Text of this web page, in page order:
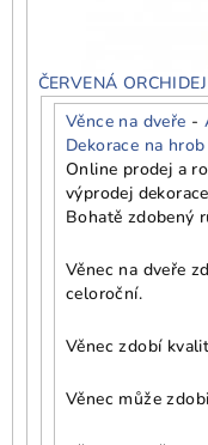
ČERVENÁ
Věnce na dveře -
Dekorace na hrob
Online prodej a
výprodej
Bohatě zdobený
Věnec na dveře
celoroční.
Věnec zdobí
Věnec může